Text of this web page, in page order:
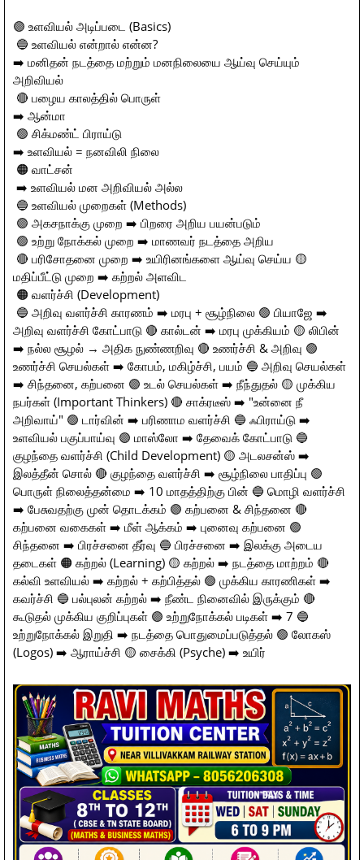
🟣 உளவியல் அடிப்படை (Basics)
🔵 உளவியல் என்றால் என்ன?
➡️ மனிதன் நடத்தை மற்றும் மனநிலையை ஆய்வு செய்யும்
அறிவியல்
🔴 பழைய காலத்தில் பொருள்
➡️ ஆன்மா
🟢 சிக்மண்ட் பிராய்டு
➡️ உளவியல் = நனவிலி நிலை
🟠 வாட்சன்
➡️ உளவியல் மன அறிவியல் அல்ல
🔵 உளவியல் முறைகள் (Methods)
🟣 அகசநாக்கு முறை ➡️ பிறரை அறிய பயன்படும்
🟢 உற்று நோக்கல் முறை ➡️ மாணவர் நடத்தை அறிய
🔴 பரிசோதனை முறை ➡️ உயிரினங்களை ஆய்வு செய்ய 🟡
மதிப்பீட்டு முறை ➡️ கற்றல் அளவிட
🟠 வளர்ச்சி (Development)
🔵 அறிவு வளர்ச்சி காரணம் ➡️ மரபு + சூழ்நிலை 🟢 பியாஜே ➡️
அறிவு வளர்ச்சி கோட்பாடு 🔴 கால்டன் ➡️ மரபு முக்கியம் 🟡 லிபின்
➡️ நல்ல சூழல் → அதிக நுண்ணறிவு 🔴 உணர்ச்சி & அறிவு 🟢
உணர்ச்சி செயல்கள் ➡️ கோபம், மகிழ்ச்சி, பயம் 🔵 அறிவு செயல்கள்
➡️ சிந்தனை, கற்பனை 🟣 உடல் செயல்கள் ➡️ நீந்துதல் 🟡 முக்கிய
நபர்கள் (Important Thinkers) 🔴 சாக்ரடீஸ் ➡️ "உன்னை நீ
அறிவாய்" 🟢 டார்வின் ➡️ பரிணாம வளர்ச்சி 🔵 ஃபிராய்டு ➡️
உளவியல் பகுப்பாய்வு 🟣 மாஸ்லோ ➡️ தேவைக் கோட்பாடு 🔵
குழந்தை வளர்ச்சி (Child Development) 🟡 அடலசன்ஸ் ➡️
இலத்தீன் சொல் 🔴 குழந்தை வளர்ச்சி ➡️ சூழ்நிலை பாதிப்பு 🟢
பொருள் நிலைத்தன்மை ➡️ 10 மாதத்திற்கு பின் 🔵 மொழி வளர்ச்சி
➡️ பேசுவதற்கு முன் தொடக்கம் 🟣 கற்பனை & சிந்தனை 🔴
கற்பனை வகைகள் ➡️ மீள் ஆக்கம் ➡️ புனைவு கற்பனை 🟢
சிந்தனை ➡️ பிரச்சனை தீர்வு 🔵 பிரச்சனை ➡️ இலக்கு அடைய
தடைகள் 🟠 கற்றல் (Learning) 🟡 கற்றல் ➡️ நடத்தை மாற்றம் 🔴
கல்வி உளவியல் ➡️ கற்றல் + கற்பித்தல் 🟢 முக்கிய காரணிகள் ➡️
கவர்ச்சி 🔵 பல்புலன் கற்றல் ➡️ நீண்ட நினைவில் இருக்கும் 🔴
கூடுதல் முக்கிய குறிப்புகள் 🟣 உற்றுநோக்கல் படிகள் ➡️ 7 🔵
உற்றுநோக்கல் இறுதி ➡️ நடத்தை பொதுமைப்படுத்தல் 🟢 லோகஸ்
(Logos) ➡️ ஆராய்ச்சி 🟡 சைக்கி (Psyche) ➡️ உயிர்